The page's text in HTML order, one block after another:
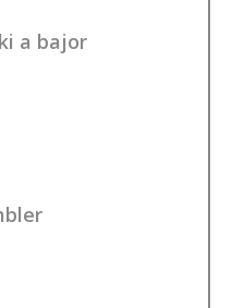
a bajor